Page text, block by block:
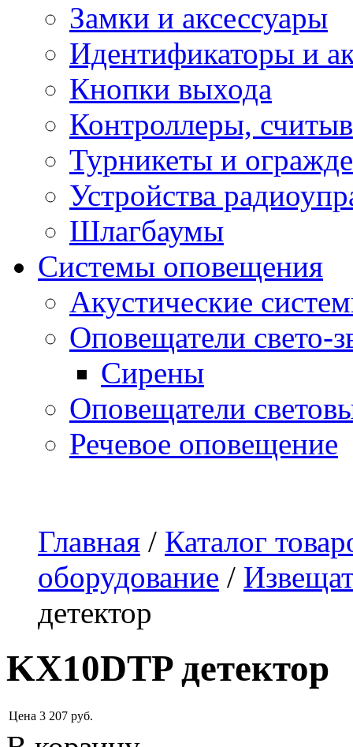
Замки и аксессуары
Идентификаторы и
Кнопки выхода
Контроллеры,
Турникеты и
Устройства
Шлагбаумы
Системы оповещения
Акустические
Оповещатели свето-
Сирены
Оповещатели
Речевое оповещение
Главная / Каталог
оборудование /
детектор
KX10DTP детектор
Цена 3 207 руб.